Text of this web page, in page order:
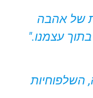
של אהבה
עצמנו."
השלפוחיות